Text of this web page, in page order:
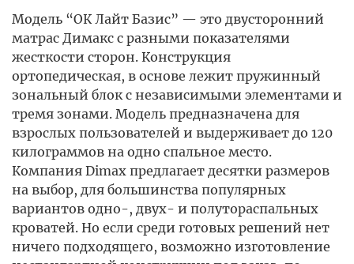
Модель “ОК Лайт Базис” — это двусторонний
матрас Димакс с разными показателями
жесткости сторон. Конструкция
ортопедическая, в основе лежит пружинный
зональный блок с независимыми элементами и
тремя зонами. Модель предназначена для
взрослых пользователей и выдерживает до 120
килограммов на одно спальное место.
Компания Dimax предлагает десятки размеров
на выбор, для большинства популярных
вариантов одно-, двух- и полутораспальных
кроватей. Но если среди готовых решений нет
ничего подходящего, возможно изготовление